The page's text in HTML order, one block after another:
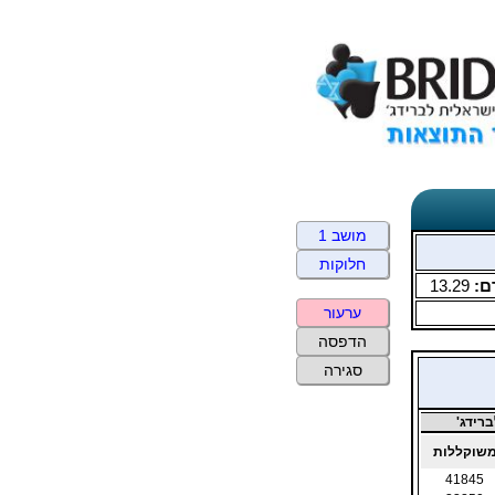
13.29
משוקללות
41845
מושב 1
חלוקות
ערעור
הדפסה
סגירה